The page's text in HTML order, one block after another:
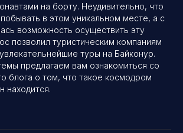
на борту. Неудивительно, что
в этом уникальном месте, а с
возможность осуществить эту
позволил туристическим компаниям
увлекательнейшие туры на Байконур.
предлагаем вам ознакомиться со
блога о том, что такое космодром
находится.